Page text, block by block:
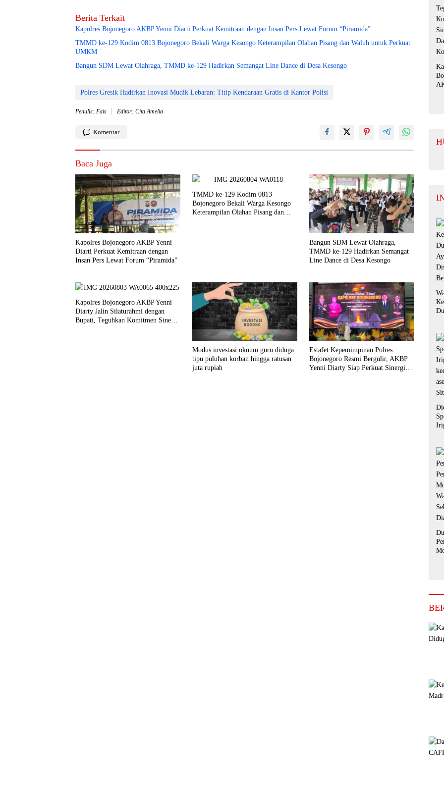
Berita Terkait
Kapolres Bojonegoro AKBP Yenni Diarti Perkuat Kemitraan dengan Insan Pers Lewat Forum “Piramida”
TMMD ke-129 Kodim 0813 Bojonegoro Bekali Warga Kesongo Keterampilan Olahan Pisang dan Waluh untuk Perkuat
UMKM
Bangun SDM Lewat Olahraga, TMMD ke-129 Hadirkan Semangat Line Dance di Desa Kesongo
Polres Gresik Hadirkan Inovasi Mudik Lebaran: Titip Kendaraan Gratis di Kantor Polisi
Penulis: Fais Editor: Cita Amelia
Komentar
Baca Juga
Kapolres Bojonegoro AKBP Yenni
Diarti Perkuat Kemitraan dengan
Insan Pers Lewat Forum “Piramida”
TMMD ke-129 Kodim 0813
Bojonegoro Bekali Warga Kesongo
Keterampilan Olahan Pisang dan
Bangun SDM Lewat Olahraga,
TMMD ke-129 Hadirkan Semangat
Line Dance di Desa Kesongo
Kapolres Bojonegoro AKBP Yenni
Diarty Jalin Silaturahmi dengan
Bupati, Teguhkan Komitmen Sinergi
Modus investasi oknum guru diduga
tipu puluhan korban hingga ratusan
juta rupiah
Estafet Kepemimpinan Polres
Bojonegoro Resmi Bergulir, AKBP
Yenni Diarty Siap Perkuat Sinergi